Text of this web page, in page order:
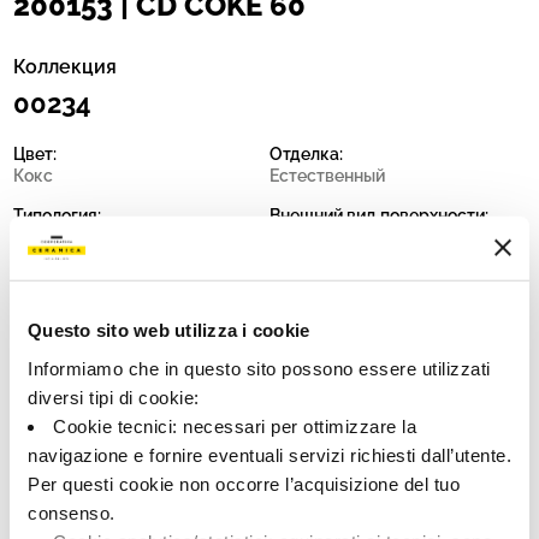
Questo sito web utilizza i cookie
Informiamo che in questo sito possono essere utilizzati
diversi tipi di cookie:
Cookie tecnici: necessari per ottimizzare la
navigazione e fornire eventuali servizi richiesti dall’utente.
Per questi cookie non occorre l’acquisizione del tuo
consenso.
Коллекция
00234
Цвет:
Кокс
Типология:
Фон
Формат:
Отделка:
Естественный
Внешний вид поверхности:
Разнотон:
Единица измерения:
Share: